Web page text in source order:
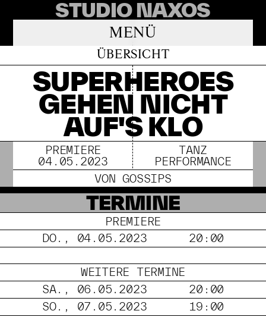
STUDIO NAXOS
MENÜ
ÜBERSICHT
SUPERHEROES
GEHEN NICHT
AUF'S KLO
PREMIERE
04.05.2023
TANZ
PERFORMANCE
VON GOSSIPS
TERMINE
PREMIERE
DO., 04.05.2023
20:00
WEITERE TERMINE
SA., 06.05.2023
20:00
SO., 07.05.2023
19:00